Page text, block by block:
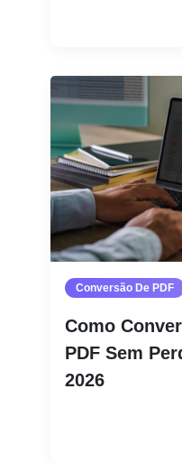
Conversão De PDF
Como
PDF Sem
2026